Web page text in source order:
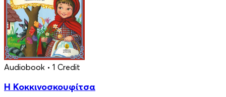
Audiobook • 1 Credit
Η Κοκκινοσκουφίτσα